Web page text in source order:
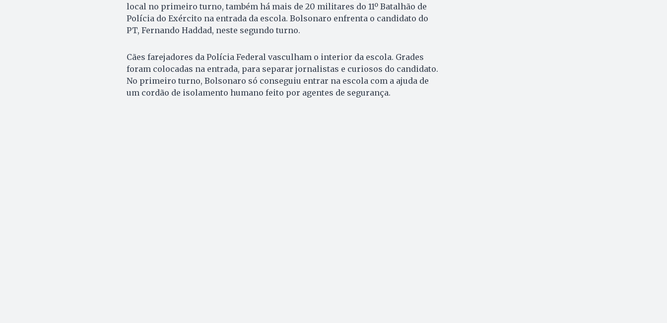
local no primeiro turno, também há mais de 20 militares do 11º Batalhão de
Polícia do Exército na entrada da escola. Bolsonaro enfrenta o candidato do
PT, Fernando Haddad, neste segundo turno.
Cães farejadores da Polícia Federal vasculham o interior da escola. Grades
foram colocadas na entrada, para separar jornalistas e curiosos do candidato.
No primeiro turno, Bolsonaro só conseguiu entrar na escola com a ajuda de
um cordão de isolamento humano feito por agentes de segurança.